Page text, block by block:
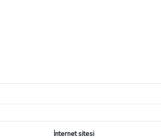
İnternet sitesi